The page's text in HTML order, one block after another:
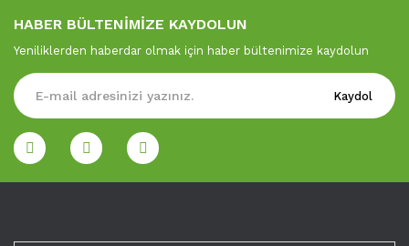
HABER BÜLTENİMİZE KAYDOLUN
Yeniliklerden haberdar olmak için haber bültenimize kaydolun
Kaydol